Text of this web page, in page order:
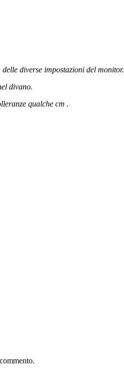
diverse impostazioni del monitor.
divano.
qualche cm .